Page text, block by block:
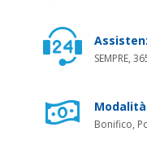
SEMPRE,
Bonifico,